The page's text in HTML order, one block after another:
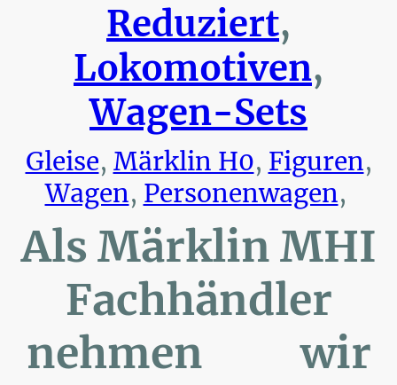
Reduziert,
Lokomotiven,
Wagen-Sets
Gleise, Märklin H0, Figuren,
Wagen, Personenwagen,
Als Märklin MHI
Fachhändler
nehmen wir